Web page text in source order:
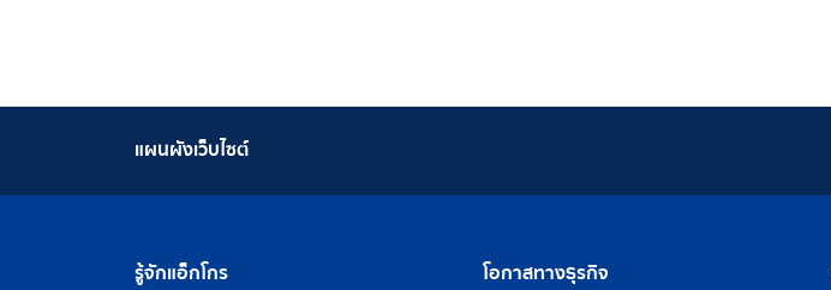
แผนผังเว็บไซต์
รู้จักแอ็กโกร โอกาสทางธุรกิจ